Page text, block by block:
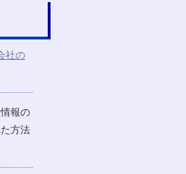
社の
報の
方法